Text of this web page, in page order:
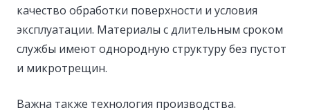
качество обработки поверхности и условия
эксплуатации. Материалы с длительным сроком
службы имеют однородную структуру без пустот
и микротрещин.
Важна также технология производства.